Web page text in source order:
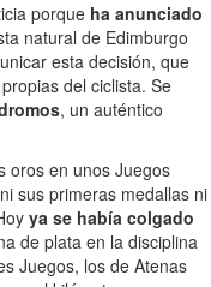
porque ha anunciado
natural de Edimburgo
esta decisión, que
del ciclista. Se
, un auténtico
oros en unos Juegos
sus primeras medallas ni
ya se había colgado
de plata en la disciplina
Juegos, los de Atenas